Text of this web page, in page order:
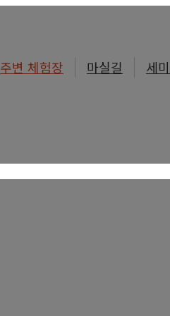
주변 체험장 마실길 세